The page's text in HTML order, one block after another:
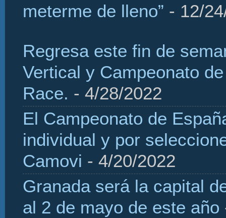
meterme de lleno” - 12/
Regresa este fin de
Vertical y Campeonato
Race. - 4/28/2022
El Campeonato de
individual y por
Camovi - 4/20/2022
Granada será la capital
al 2 de mayo de este año